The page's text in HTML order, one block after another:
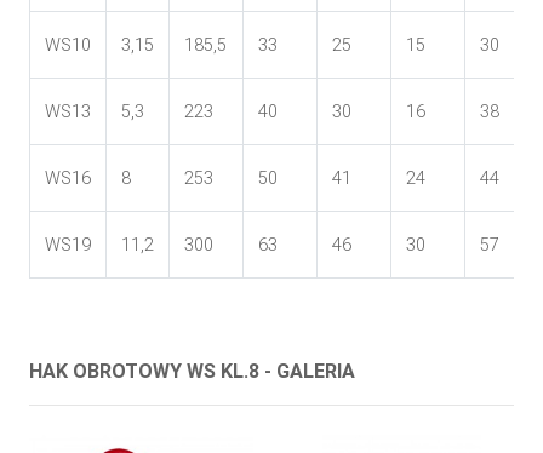
WS10 3,15 185,5 33 25 15 30
WS13 5,3 223 40 30 16 38
WS16 8 253 50 41 24 44
WS19 11,2 300 63 46 30 57
HAK OBROTOWY WS KL.8 - GALERIA